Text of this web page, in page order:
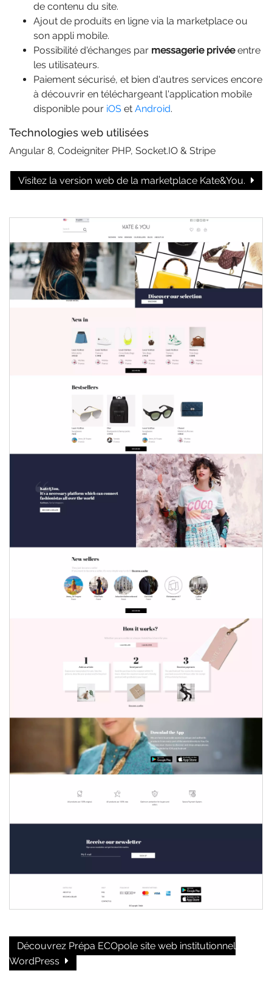
de contenu du site.
Ajout de produits en ligne via la marketplace ou
son appli mobile.
Possibilité d'échanges par messagerie privéeentre
les utilisateurs.
Paiement sécurisé, et bien d'autres services encore
à découvrir en téléchargeant l'application mobile
disponible pour iOS et Android.
Technologies web utilisées
Angular 8, Codeigniter PHP, Socket.IO & Stripe
Visitez la version web de la marketplace Kate&You.
Découvrez Prépa ECOpole site web institutionnel
WordPress